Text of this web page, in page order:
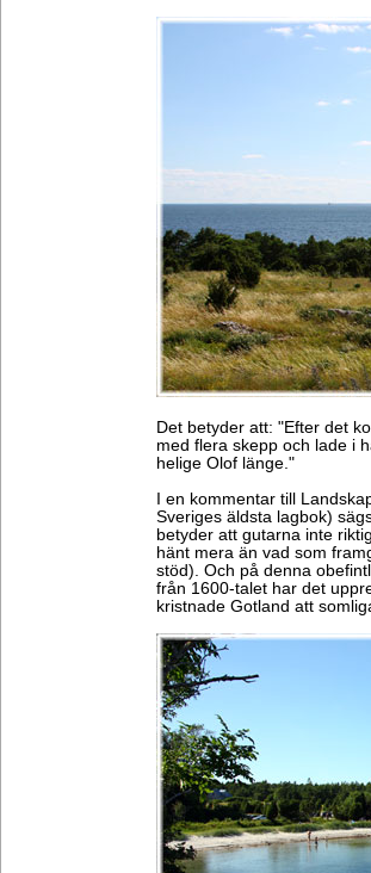
Det betyder att: "Efter det
med flera skepp och lade i
helige Olof länge."
I en kommentar till
Sveriges äldsta lagbok)
betyder att gutarna inte
hänt mera än vad som
stöd). Och på denna
från 1600-talet har det
kristnade Gotland att